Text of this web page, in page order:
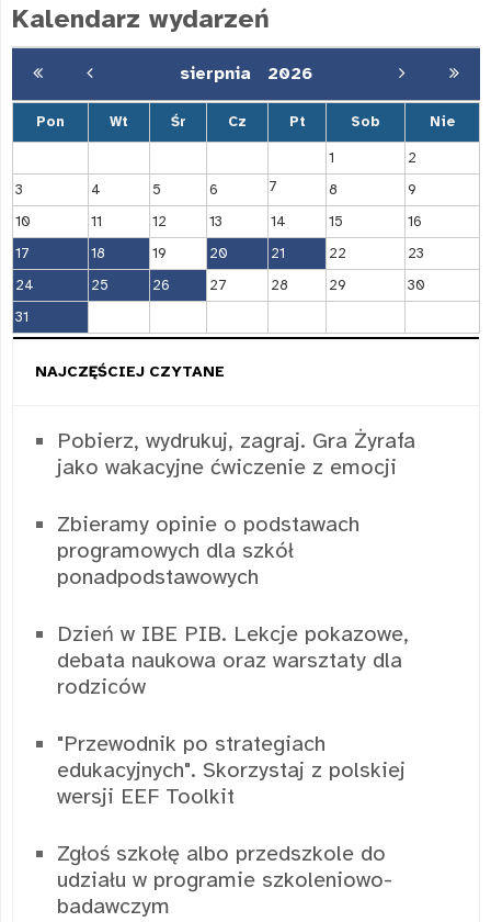
Kalendarz wydarzeń
sierpnia 2026
Pon Wt Śr Cz Pt Sob Nie
1
2
3
4 5 6 7 8
9
10
11 12 13 14 15
16
17
18 19 20 21 22
23
24
25 26 27 28 29
30
31
NAJCZĘŚCIEJ CZYTANE
Pobierz, wydrukuj, zagraj. Gra Żyrafa
jako wakacyjne ćwiczenie z emocji
Zbieramy opinie o podstawach
programowych dla szkół
ponadpodstawowych
Dzień w IBE PIB. Lekcje pokazowe,
debata naukowa oraz warsztaty dla
rodziców
"Przewodnik po strategiach
edukacyjnych". Skorzystaj z polskiej
wersji EEF Toolkit
Zgłoś szkołę albo przedszkole do
udziału w programie szkoleniowo-
badawczym